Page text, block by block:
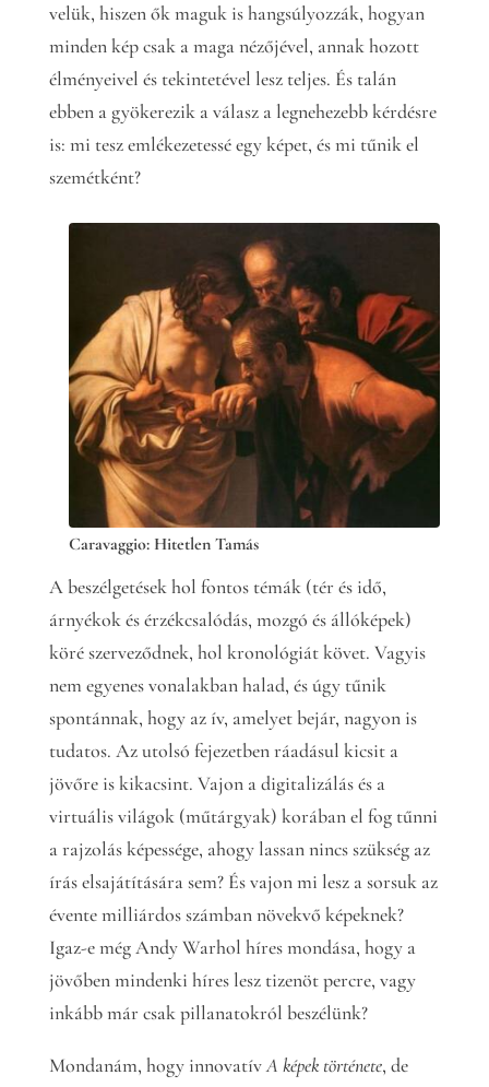
velük, hiszen ők maguk is hangsúlyozzák, hogyan
minden kép csak a maga nézőjével, annak hozott
élményeivel és tekintetével lesz teljes. És talán
ebben a gyökerezik a válasz a legnehezebb kérdésre
is: mi tesz emlékezetessé egy képet, és mi tűnik el
szemétként?
Caravaggio: Hitetlen Tamás
A beszélgetések hol fontos témák (tér és idő,
árnyékok és érzékcsalódás, mozgó és állóképek)
köré szerveződnek, hol kronológiát követ. Vagyis
nem egyenes vonalakban halad, és úgy tűnik
spontánnak, hogy az ív, amelyet bejár, nagyon is
tudatos. Az utolsó fejezetben ráadásul kicsit a
jövőre is kikacsint. Vajon a digitalizálás és a
virtuális világok (műtárgyak) korában el fog tűnni
a rajzolás képessége, ahogy lassan nincs szükség az
írás elsajátítására sem? És vajon mi lesz a sorsuk az
évente milliárdos számban növekvő képeknek?
Igaz-e még Andy Warhol híres mondása, hogy a
jövőben mindenki híres lesz tizenöt percre, vagy
inkább már csak pillanatokról beszélünk?
Mondanám, hogy innovatívA képek története, de